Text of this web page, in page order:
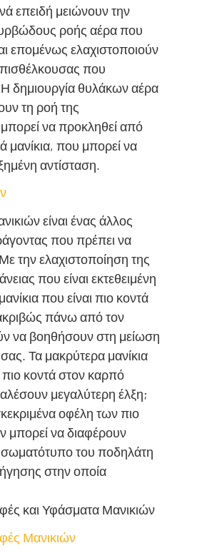
επειδή μειώνουν την
ροής αέρα που
επομένως ελαχιστοποιούν
που
δημιουργία θυλάκων αέρα
τη ροή της
να προκληθεί από
μανίκια, που μπορεί να
αντίσταση.
είναι ένας άλλος
που πρέπει να
την ελαχιστοποίηση της
που είναι εκτεθειμένη
που είναι πιο κοντά
πάνω από τον
να βοηθήσουν στη μείωση
Τα μακρύτερα μανίκια
πιο κοντά στον καρπό
μεγαλύτερη έλξη;
οφέλη των πιο
μπορεί να διαφέρουν
του ποδηλάτη
στην οποία
και Υφάσματα Μανικιών
Μανικιών